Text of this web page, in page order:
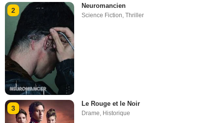
2
Neuromancien
Science Fiction,Thriller
3
Le Rouge et le Noir
Drame Historique